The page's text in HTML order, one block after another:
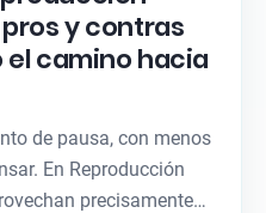
y contras
el camino hacia
de pausa, con menos
En Reproducción
precisamente…